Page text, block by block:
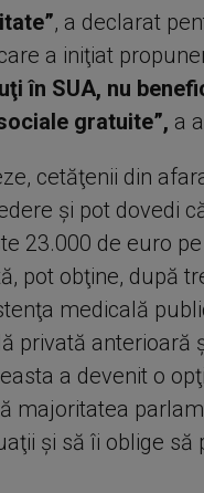
, a declarat
a iniţiat
în SUA, nu
gratuite”, a
cetăţenii din
şi pot dovedi
23.000 de euro
pot obţine, după
medicală
privată anterioară
a devenit o
majoritatea
şi să îi oblige să